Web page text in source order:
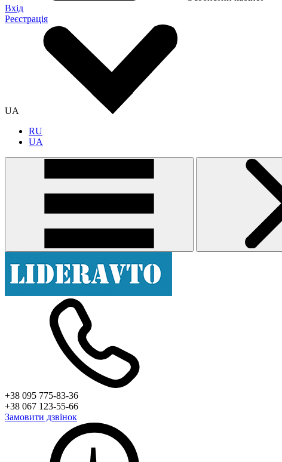
Вхід
Реєстрація
UA
RU
UA
+38 095 775-83-36
+38 067 123-55-66
Замовити дзвінок